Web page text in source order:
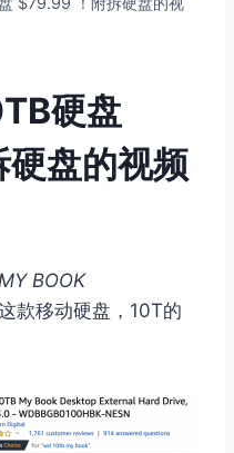
硬盘
盘的视频
BOOK
款移动硬盘，10T的